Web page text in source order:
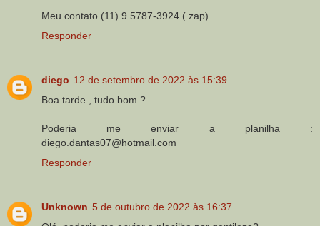
Meu contato (11) 9.5787-3924 ( zap)
Responder
diego 12 de setembro de 2022 às 15:39
Boa tarde , tudo bom ?
Poderia me enviar a planilha :
diego.dantas07@hotmail.com
Responder
Unknown 5 de outubro de 2022 às 16:37